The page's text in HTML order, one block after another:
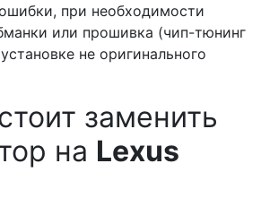
при необходимости
или прошивка (чип-тюнинг
не оригинального
заменить
на Lexus